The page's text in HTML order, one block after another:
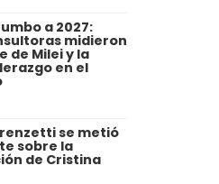
a 2027:
midieron
de Milei y la
en el
se metió
sobre la
de Cristina